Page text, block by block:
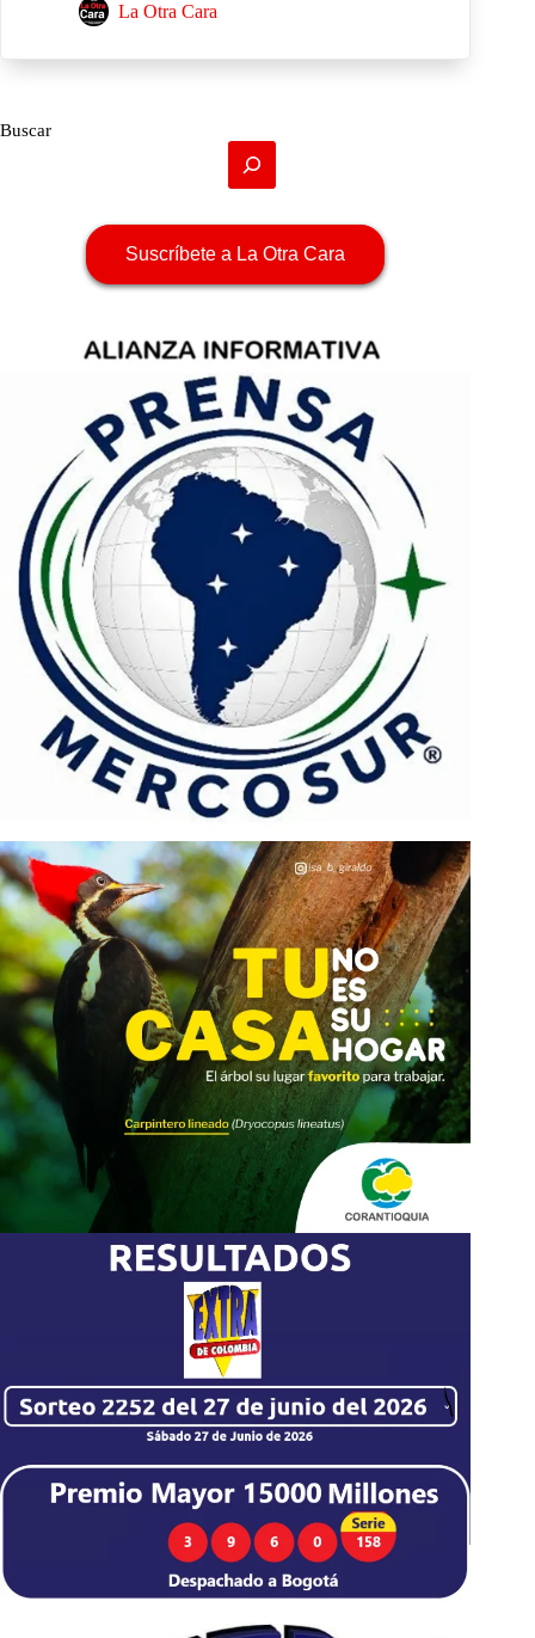
La Otra Cara
Buscar
Suscríbete a La Otra Cara